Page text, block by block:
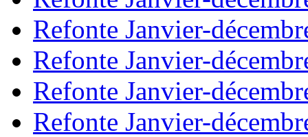
Refonte Janvier-
Refonte Janvier-
Refonte Janvier-
Refonte Janvier-